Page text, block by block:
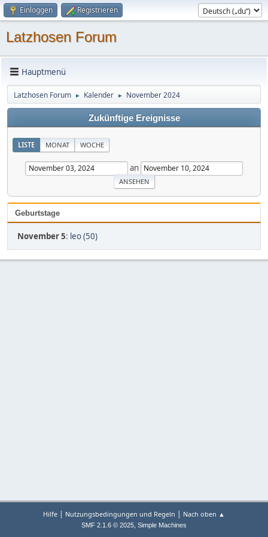
Einloggen Registrieren
Latzhosen Forum
Hauptmenü
Latzhosen Forum ► Kalender ► November 2024
Zukünftige Ereignisse
LISTE MONAT WOCHE
an
Geburtstage
November 5: leo (50)
Hilfe | Nutzungsbedingungen und Regeln | Nach oben ▲
SMF 2.1.6 © 2025, Simple Machines